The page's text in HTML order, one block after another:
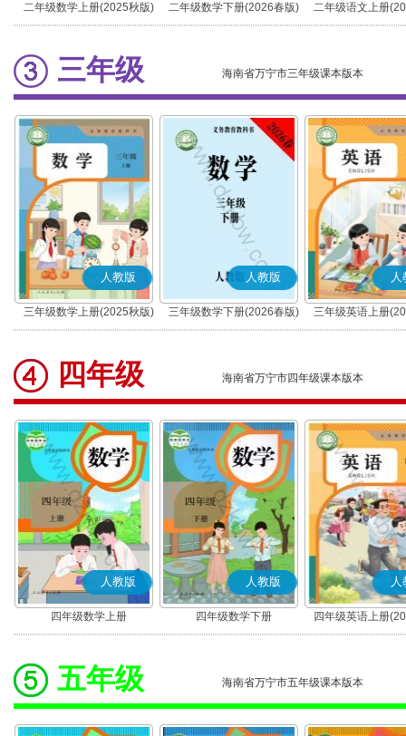
二年级数学上册(2025秋版) 二年级数学下册(2026春版)
二年级语文上册
(部编版)
三年级 海南省万宁市三年级课本版本
人教版
三年级数学上册(2025秋版)
人教版
三年级数学下册(2026春版)
人
三年级英语上册
(PEP)
四年级 海南省万宁市四年级课本版本
人教版
四年级数学上册
人教版
四年级数学下册
人
四年级英语上册
(PEP)
五年级 海南省万宁市五年级课本版本